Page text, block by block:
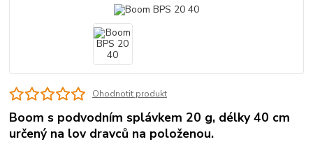
Ohodnotit produkt
Boom s podvodním splávkem 20 g, délky 40 cm
určený na lov dravců na položenou.